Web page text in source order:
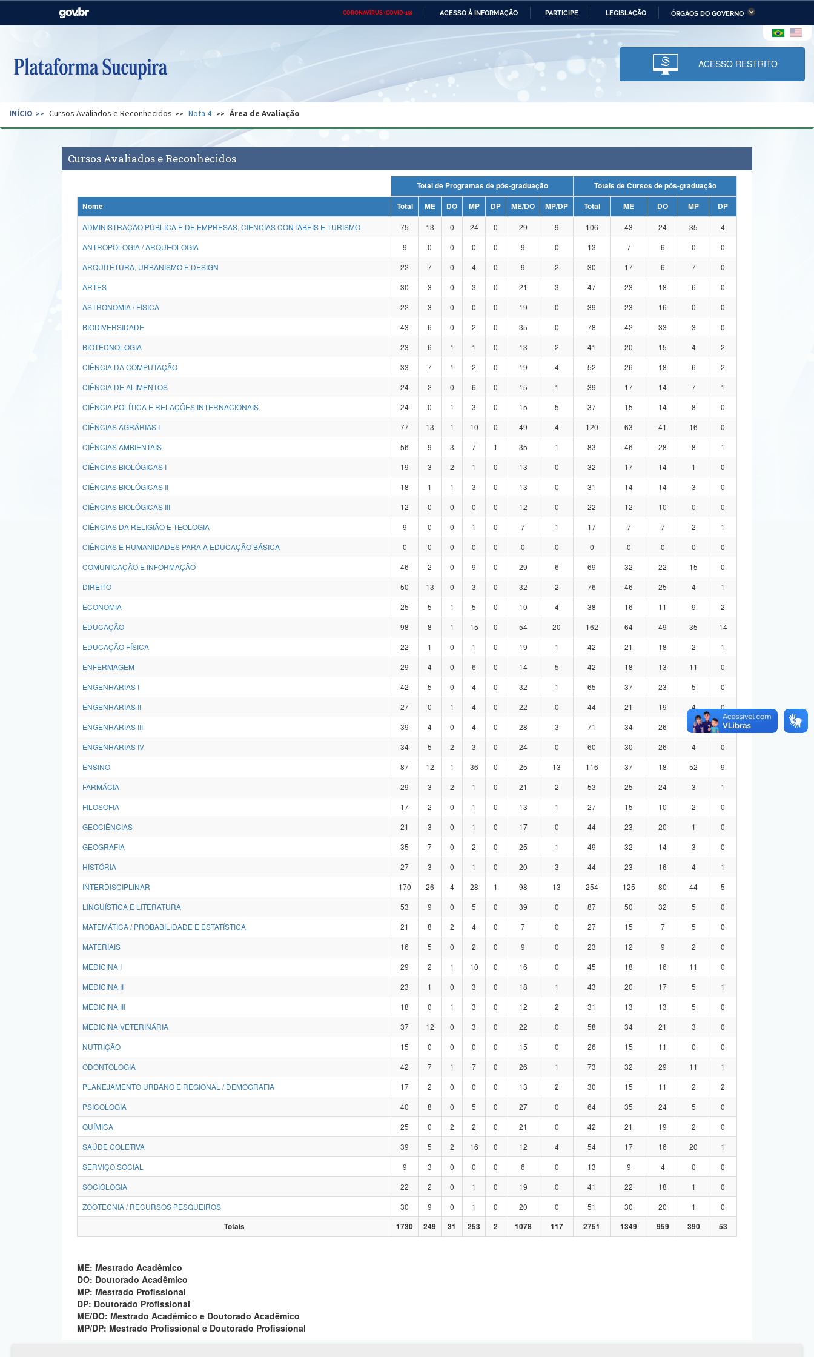
CORONAVÍRUS (COVID-19) ACESSO À INFORMAÇÃO PARTICIPE LEGISLAÇÃO ÓRGÃOS DO GOVERNO
Casa Civil Ministério das Relações Ministério da Economia Ministério da Infraestrutura
Pecuária e Abastecimento
Ministério da Ciência,
Tecnologia, Inovações e
Comunicações
Ministério do Desenvolvimento
Regional e dos Direitos Humanos
Secretaria de Governo Gabinete de Segurança Advocacia-Geral da União Banco Central do Brasil Planalto
ACESSO RESTRITO
INÍCIO Cursos Avaliados e Reconhecidos Nota 4 Área de Avaliação
Cursos Avaliados e Reconhecidos
Total de Programas de pós-graduação
Totais de Cursos de pós-graduação
Nome
Total ME DO MP DP ME/DO MP/DP Total ME DO MP
DP
ADMINISTRAÇÃO PÚBLICA E DE EMPRESAS, CIÊNCIAS CONTÁBEIS E TURISMO
75 13 0 24 0 29 9 106 43 24 35
4
ANTROPOLOGIA / ARQUEOLOGIA
9 0 0 0 0 9 0 13 7 6 0
0
ARQUITETURA, URBANISMO E DESIGN
22 7 0 4 0 9 2 30 17 6 7
0
ARTES
30 3 0 3 0 21 3 47 23 18 6
0
ASTRONOMIA / FÍSICA
22 3 0 0 0 19 0 39 23 16 0
0
BIODIVERSIDADE
43 6 0 2 0 35 0 78 42 33 3
0
BIOTECNOLOGIA
23 6 1 1 0 13 2 41 20 15 4
2
CIÊNCIA DA COMPUTAÇÃO
33 7 1 2 0 19 4 52 26 18 6
2
CIÊNCIA DE ALIMENTOS
24 2 0 6 0 15 1 39 17 14 7
1
CIÊNCIA POLÍTICA E RELAÇÕES INTERNACIONAIS
24 0 1 3 0 15 5 37 15 14 8
0
CIÊNCIAS AGRÁRIAS I
77 13 1 10 0 49 4 120 63 41 16
0
CIÊNCIAS AMBIENTAIS
56 9 3 7 1 35 1 83 46 28 8
1
CIÊNCIAS BIOLÓGICAS I
19 3 2 1 0 13 0 32 17 14 1
0
CIÊNCIAS BIOLÓGICAS II
18 1 1 3 0 13 0 31 14 14 3
0
CIÊNCIAS BIOLÓGICAS III
12 0 0 0 0 12 0 22 12 10 0
0
CIÊNCIAS DA RELIGIÃO E TEOLOGIA
9 0 0 1 0 7 1 17 7 7 2
1
CIÊNCIAS E HUMANIDADES PARA A EDUCAÇÃO BÁSICA
0 0 0 0 0 0 0 0 0 0 0
0
COMUNICAÇÃO E INFORMAÇÃO
46 2 0 9 0 29 6 69 32 22 15
0
DIREITO
50 13 0 3 0 32 2 76 46 25 4
1
ECONOMIA
25 5 1 5 0 10 4 38 16 11 9
2
EDUCAÇÃO
98 8 1 15 0 54 20 162 64 49 35
14
EDUCAÇÃO FÍSICA
22 1 0 1 0 19 1 42 21 18 2
1
ENFERMAGEM
29 4 0 6 0 14 5 42 18 13 11
0
ENGENHARIAS I
42 5 0 4 0 32 1 65 37 23 5
0
ENGENHARIAS II
27 0 1 4 0 22 0 44 21 19 4
0
ENGENHARIAS III
39 4 0 4 0 28 3 71 34 26 8
3
ENGENHARIAS IV
34 5 2 3 0 24 0 60 30 26 4
0
ENSINO
87 12 1 36 0 25 13 116 37 18 52
9
FARMÁCIA
29 3 2 1 0 21 2 53 25 24 3
1
FILOSOFIA
17 2 0 1 0 13 1 27 15 10 2
0
GEOCIÊNCIAS
21 3 0 1 0 17 0 44 23 20 1
0
GEOGRAFIA
35 7 0 2 0 25 1 49 32 14 3
0
HISTÓRIA
27 3 0 1 0 20 3 44 23 16 4
1
INTERDISCIPLINAR
170 26 4 28 1 98 13 254 125 80 44
5
LINGUÍSTICA E LITERATURA
53 9 0 5 0 39 0 87 50 32 5
0
MATEMÁTICA / PROBABILIDADE E ESTATÍSTICA
21 8 2 4 0 7 0 27 15 7 5
0
MATERIAIS
16 5 0 2 0 9 0 23 12 9 2
0
MEDICINA I
29 2 1 10 0 16 0 45 18 16 11
0
MEDICINA II
23 1 0 3 0 18 1 43 20 17 5
1
MEDICINA III
18 0 1 3 0 12 2 31 13 13 5
0
MEDICINA VETERINÁRIA
37 12 0 3 0 22 0 58 34 21 3
0
NUTRIÇÃO
15 0 0 0 0 15 0 26 15 11 0
0
ODONTOLOGIA
42 7 1 7 0 26 1 73 32 29 11
1
PLANEJAMENTO URBANO E REGIONAL / DEMOGRAFIA
17 2 0 0 0 13 2 30 15 11 2
2
PSICOLOGIA
40 8 0 5 0 27 0 64 35 24 5
0
QUÍMICA
25 0 2 2 0 21 0 42 21 19 2
0
SAÚDE COLETIVA
39 5 2 16 0 12 4 54 17 16 20
1
SERVIÇO SOCIAL
9 3 0 0 0 6 0 13 9 4 0
0
SOCIOLOGIA
22 2 0 1 0 19 0 41 22 18 1
0
ZOOTECNIA / RECURSOS PESQUEIROS
30 9 0 1 0 20 0 51 30 20 1
0
Totais
1730 249 31 253 2 1078 117 2751 1349 959 390 53
ME: Mestrado Acadêmico
DO: Doutorado Acadêmico
MP: Mestrado Profissional
DP: Doutorado Profissional
ME/DO: Mestrado Acadêmico e Doutorado Acadêmico
MP/DP: Mestrado Profissional e Doutorado Profissional